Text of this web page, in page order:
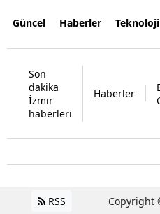
Güncel Haberler Teknoloji
Son
dakika
İzmir
haberleri
Haberler
RSS Copyright